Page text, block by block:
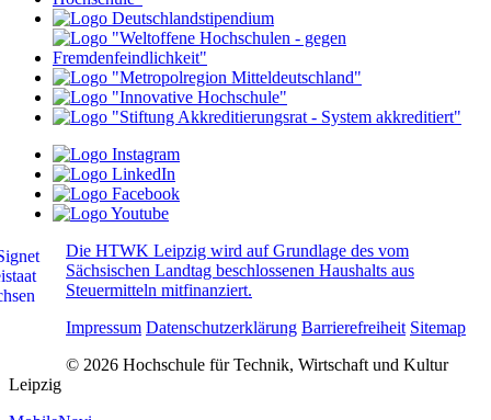
Die HTWK Leipzig wird auf Grundlage des vom
Sächsischen Landtag beschlossenen Haushalts aus
Steuermitteln mitfinanziert.
Impressum Datenschutzerklärung Barrierefreiheit Sitemap
© 2026 Hochschule für Technik, Wirtschaft und Kultur
Leipzig